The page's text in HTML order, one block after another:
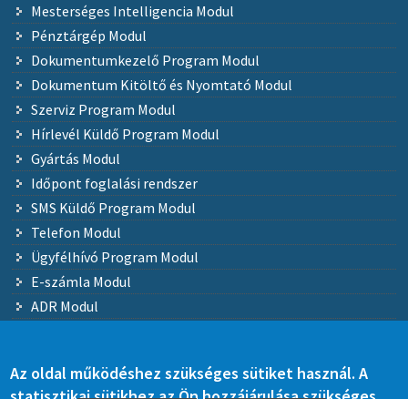
Mesterséges Intelligencia Modul
Pénztárgép Modul
Dokumentumkezelő Program Modul
Dokumentum Kitöltő és Nyomtató Modul
Szerviz Program Modul
Hírlevél Küldő Program Modul
Gyártás Modul
Időpont foglalási rendszer
SMS Küldő Program Modul
Telefon Modul
Ügyfélhívó Program Modul
E-számla Modul
ADR Modul
Adatbázis tárhely szolgáltatás
Az oldal működéshez szükséges sütiket használ. A